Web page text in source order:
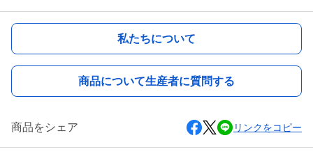
私たちについて
商品について生産者に質問する
商品をシェア リンクをコピー